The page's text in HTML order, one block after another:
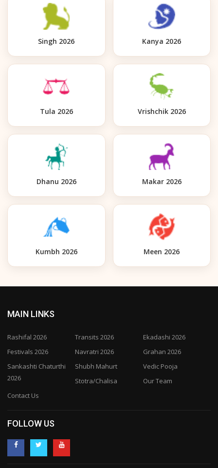
Singh 2026 Kanya 2026
Tula 2026 Vrishchik 2026
Dhanu 2026 Makar 2026
Kumbh 2026 Meen 2026
MAIN LINKS
Rashifal 2026 Transits 2026
Ekadashi 2026
Festivals 2026
Navratri 2026
Grahan 2026
Sankashti Chaturthi
2026
Shubh Mahurt
Vedic Pooja
Stotra/Chalisa
Our Team
Contact Us
FOLLOW US